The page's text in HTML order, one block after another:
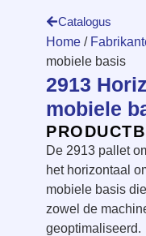
Catalogus
Home /
mobiele basis
2913
mobiele
De 2913 pallet
het horizontaal
mobiele basis
zowel de
geoptimaliseerd.